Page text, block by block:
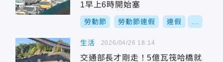
1早上6時開始塞
勞動節 勞動節連假 連假
生活
交通部長才剛走！5億瓦筏哈橋就
2026/04/26 18:14